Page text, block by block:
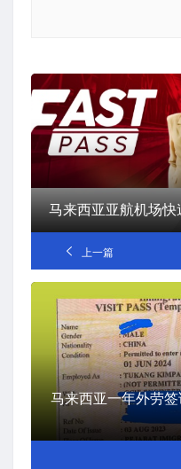
马来西亚亚航机场快
上一篇
马来西亚一年外劳